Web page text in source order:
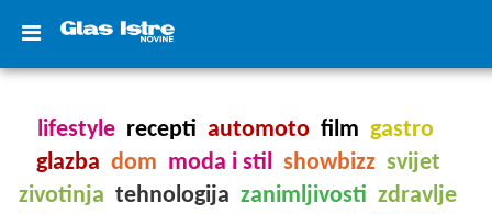
lifestyle recepti automoto film gastro
glazba dom moda i stil showbizz svijet
zivotinja tehnologija zanimljivosti zdravlje